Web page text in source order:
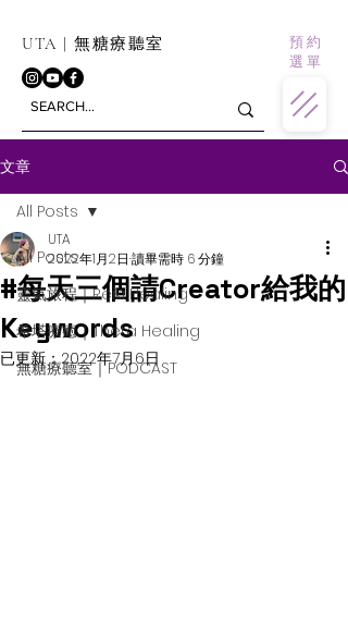
UTA | 無糖療聽室
預 約
選 單
文章
All Posts
靈氣旅程｜Reiki Healing
希塔療癒｜Theta Healing
無糖療聽室｜PODCAST
All Posts
#每天三個請Creator給我的
Keywords
UTA
2022年1月2日 讀畢需時 6 分鐘
已更新：2022年7月6日